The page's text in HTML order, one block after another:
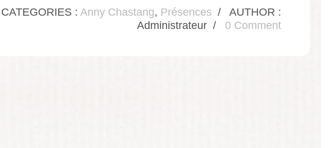
CATEGORIES : Anny Chastang, Présences /
AUTHOR :
Administrateur / 0 Comment